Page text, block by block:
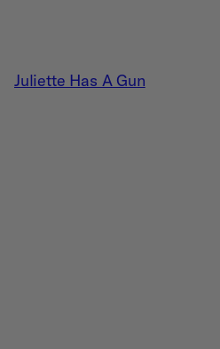
Juliette Has A Gun